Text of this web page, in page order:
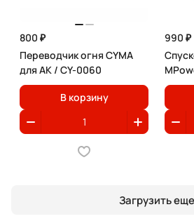
800 ₽
Переводчик огня CYMA
для АК / CY-0060
В корзину
990 ₽
Загрузить еще